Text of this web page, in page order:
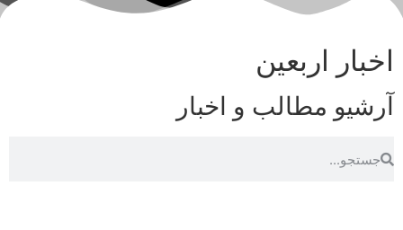
اخبار اربعین
آرشیو مطالب و اخبار